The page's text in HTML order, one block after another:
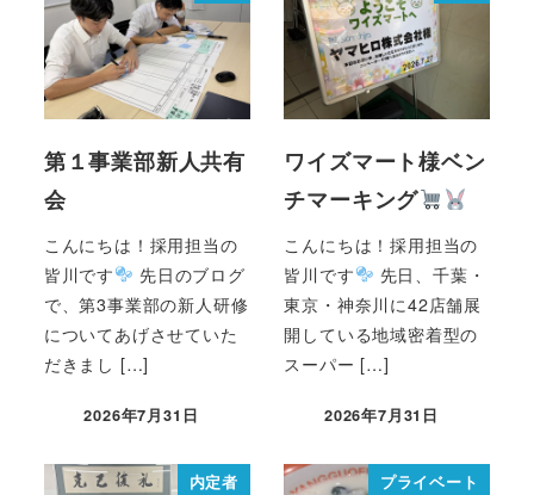
第１事業部新人共有
会
こんにちは！採用担当の
皆川です
先日のブログ
で、第3事業部の新人研修
についてあげさせていた
だきまし […]
2026年7月31日
ワイズマート様ベン
チマーキング
こんにちは！採用担当の
皆川です
先日、千葉・
東京・神奈川に42店舗展
開している地域密着型の
スーパー […]
2026年7月31日
内定者 プライベート